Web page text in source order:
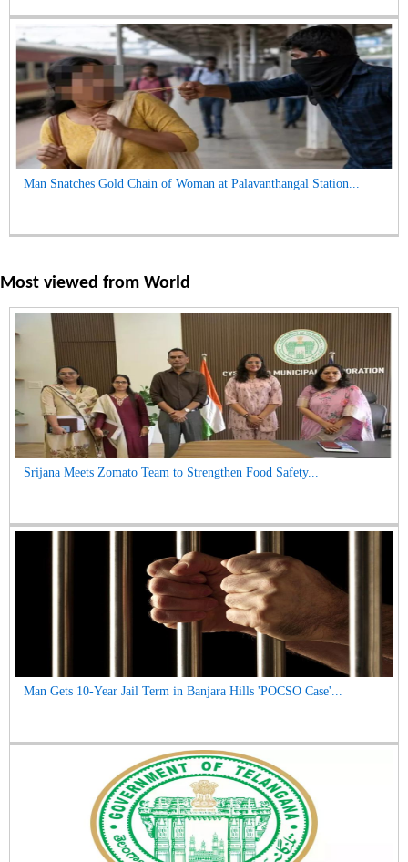
Man Snatches Gold Chain of Woman at Palavanthangal Station...
Most viewed from World
Srijana Meets Zomato Team to Strengthen Food Safety...
Man Gets 10-Year Jail Term in Banjara Hills 'POCSO Case'...